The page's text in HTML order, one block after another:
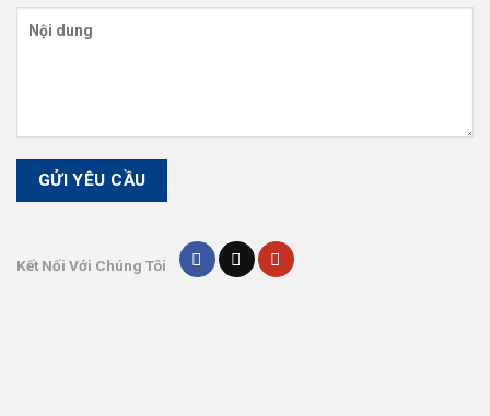
Kết Nối Với Chúng Tôi